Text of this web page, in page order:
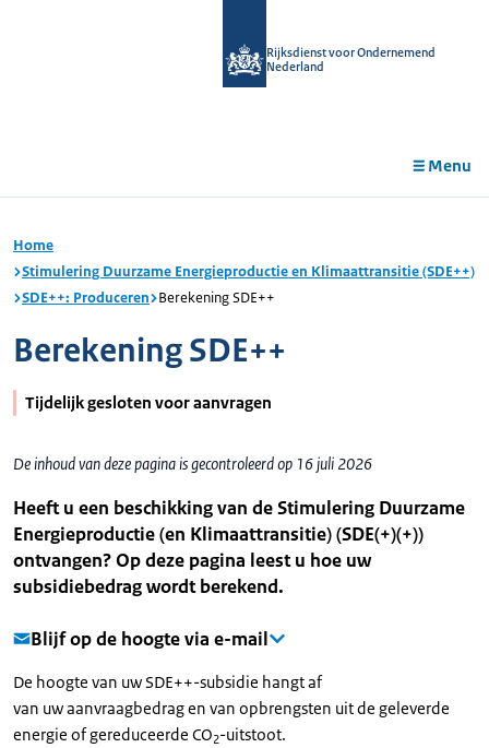
Rijksdienst voor Ondernemend
Nederland
Menu
Home
Stimulering Duurzame Energieproductie en Klimaattransitie (SDE++)
SDE++: Produceren Berekening SDE++
Berekening SDE++
Tijdelijk gesloten voor aanvragen
De inhoud van deze pagina is gecontroleerd op 16 juli 2026
Heeft u een beschikking van de Stimulering Duurzame
Energieproductie (en Klimaattransitie) (SDE(+)(+))
ontvangen? Op deze pagina leest u hoe uw
subsidiebedrag wordt berekend.
Blijf op de hoogte via e-mail
De hoogte van uw SDE++-subsidie hangt af
van uw aanvraagbedrag en van opbrengsten uit de geleverde
energie of gereduceerde CO2-uitstoot.